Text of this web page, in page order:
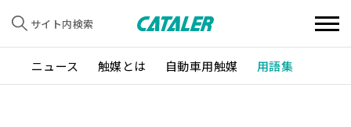
サイト内検索
ニュース 触媒とは 自動車用触媒 用語集